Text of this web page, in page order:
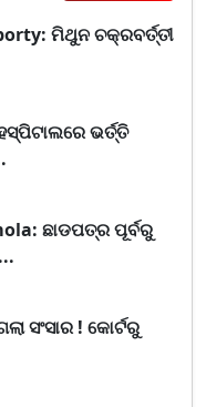
ମିଥୁନ ଚକ୍ରବର୍ତ୍ତୀ
ଭର୍ତ୍ତି
ଛାଡପତ୍ର ପୂର୍ବରୁ
ସଂସାର ! କୋର୍ଟରୁ